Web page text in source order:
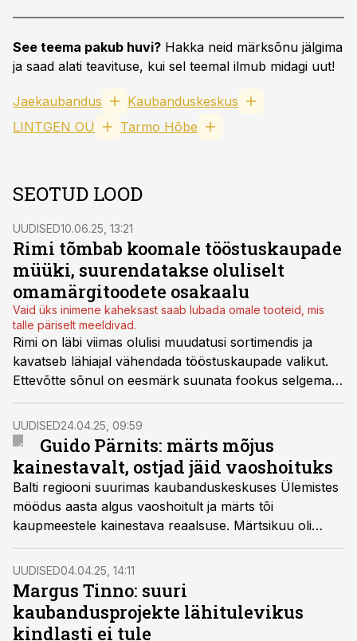
See teema pakub huvi? Hakka neid märksõnu jälgima
ja saad alati teavituse, kui sel teemal ilmub midagi uut!
Jaekaubandus
Kaubanduskeskus
LINTGEN OÜ
Tarmo Hõbe
SEOTUD LOOD
UUDISED10.06.25, 13:21
Rimi tõmbab koomale tööstuskaupade
müüki, suurendatakse oluliselt
omamärgitoodete osakaalu
Vaid üks inimene kaheksast saab lubada omale tooteid, mis
talle päriselt meeldivad.
Rimi on läbi viimas olulisi muudatusi sortimendis ja
kavatseb lähiajal vähendada tööstuskaupade valikut.
Ettevõtte sõnul on eesmärk suunata fookus selgemalt
toidukaubale ning kasvatada omamärgitoodete
osakaalu müügis.
UUDISED24.04.25, 09:59
Guido Pärnits: märts mõjus
kainestavalt, ostjad jäid vaoshoituks
Balti regiooni suurimas kaubanduskeskuses Ülemistes
möödus aasta algus vaoshoitult ja märts tõi
kaupmeestele kainestava reaalsuse. Märtsikuu oli
märgatavalt vaiksem kui mullu samal ajal – külastusi oli
vähem ja ka kulutused kauplustes olid
tagasihoidlikumad, rääkis keskuse juht Guido Pärnits.
UUDISED04.04.25, 14:11
Margus Tinno: suuri
kaubandusprojekte lähitulevikus
kindlasti ei tule